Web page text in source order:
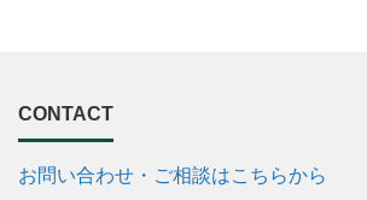
CONTACT
お問い合わせ・ご相談はこちらから